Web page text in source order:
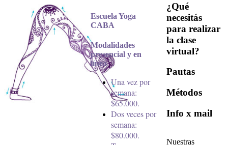
Escuela Yoga
CABA
Modalidades
presencial y en
línea
Una vez por
semana:
$65.000.
Dos veces por
semana:
$80.000.
¿Qué
necesitás
para realizar
la clase
virtual?
Pautas
Métodos
Info x mail
Nuestras